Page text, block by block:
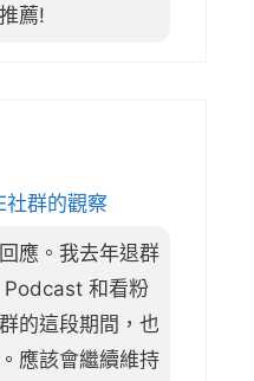
薦!
社群的觀察
應。我去年退群
Podcast 和看粉
的這段期間，也
應該會繼續維持